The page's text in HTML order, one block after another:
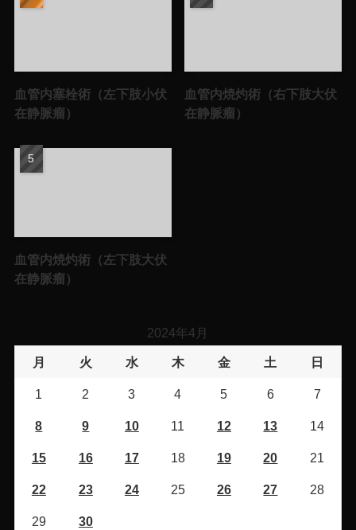
血管内塞栓術（左下肢小伏
在静脈瘤）
血管内焼灼術（右下肢大伏
在静脈瘤）
血管内焼灼術（左下肢大伏
在静脈瘤）
2024年4月
月 火 水 木 金 土 日
1 2 3 4 5 6 7
8 9 10 11 12 13 14
15 16 17 18 19 20 21
22 23 24 25 26 27 28
29 30